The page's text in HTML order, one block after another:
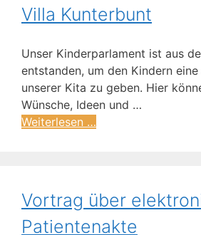
Villa Kunterbunt
Unser Kinderparlament ist aus
entstanden, um den Kindern
unserer Kita zu geben. Hier
Wünsche, Ideen und …
Weiterlesen …
Vortrag über
Patientenakte